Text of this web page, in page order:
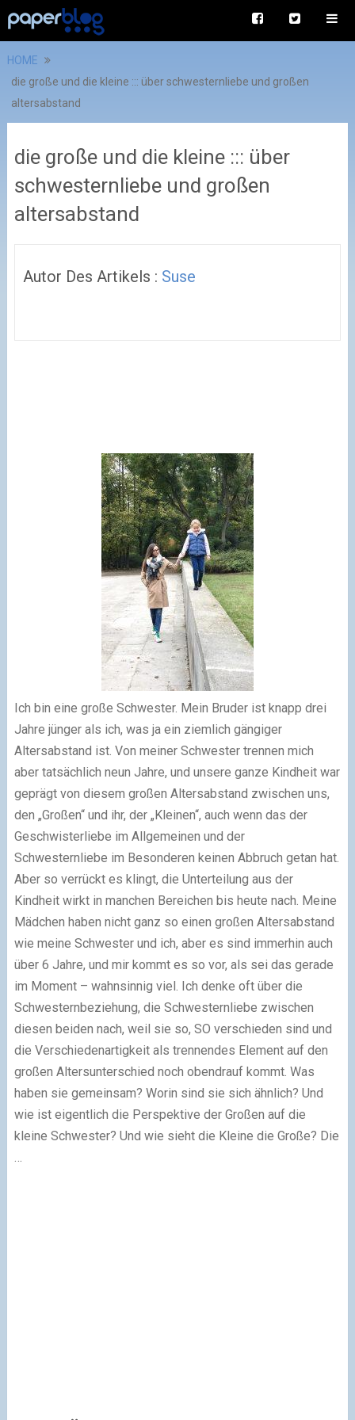
HOME
die große und die kleine ::: über schwesternliebe und großen
altersabstand
die große und die kleine ::: über
schwesternliebe und großen
altersabstand
Autor Des Artikels : Suse
Ich bin eine große Schwester. Mein Bruder ist knapp drei
Jahre jünger als ich, was ja ein ziemlich gängiger
Altersabstand ist. Von meiner Schwester trennen mich
aber tatsächlich neun Jahre, und unsere ganze Kindheit war
geprägt von diesem großen Altersabstand zwischen uns,
den „Großen“ und ihr, der „Kleinen“, auch wenn das der
Geschwisterliebe im Allgemeinen und der
Schwesternliebe im Besonderen keinen Abbruch getan hat.
Aber so verrückt es klingt, die Unterteilung aus der
Kindheit wirkt in manchen Bereichen bis heute nach. Meine
Mädchen haben nicht ganz so einen großen Altersabstand
wie meine Schwester und ich, aber es sind immerhin auch
über 6 Jahre, und mir kommt es so vor, als sei das gerade
im Moment – wahnsinnig viel. Ich denke oft über die
Schwesternbeziehung, die Schwesternliebe zwischen
diesen beiden nach, weil sie so, SO verschieden sind und
die Verschiedenartigkeit als trennendes Element auf den
großen Altersunterschied noch obendrauf kommt. Was
haben sie gemeinsam? Worin sind sie sich ähnlich? Und
wie ist eigentlich die Perspektive der Großen auf die
kleine Schwester? Und wie sieht die Kleine die Große? Die